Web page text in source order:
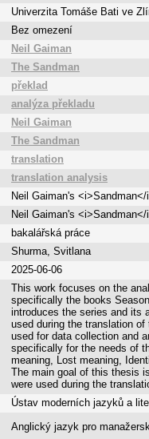
Univerzita Tomáše Bati ve
Bez omezení
Neil Gaiman
The Sandman
překlad
analýza překladu
Neil Gaiman
The Sandman
translation
translation analysis
Neil Gaiman's
Neil Gaiman's
bakalářská práce
Shurma, Svitlana
2025-06-06
This work focuses on the
specifically the books
introduces the series and its
used during the translation
used for data collection and
specifically for the needs of
meaning, Lost meaning,
The main goal of this thesis
were used during the
Ústav moderních jazyků a
Anglický jazyk pro